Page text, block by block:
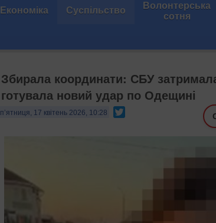
Економіка Суспільство Волонтерська
сотня
Збирала координати: СБУ
готувала новий удар по Одещині
п’ятниця, 17 квітень 2026, 10:28